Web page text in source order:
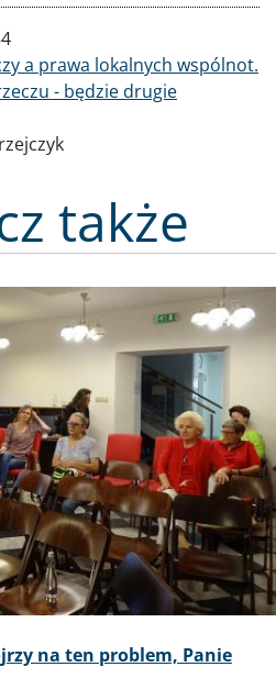
a prawa lokalnych wspólnot.
- będzie drugie
także
na ten problem, Panie